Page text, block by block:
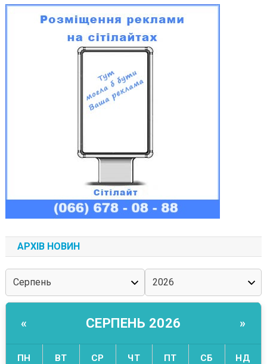
АРХІВ НОВИН
« СЕРПЕНЬ 2026 »
ПН ВТ СР ЧТ ПТ СБ НД